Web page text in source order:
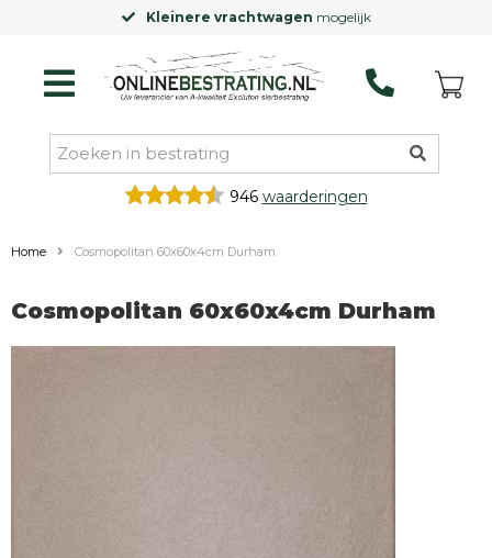
Kleinere vrachtwagen mogelijk
946 waarderingen
Home Cosmopolitan 60x60x4cm Durham
Cosmopolitan 60x60x4cm Durham